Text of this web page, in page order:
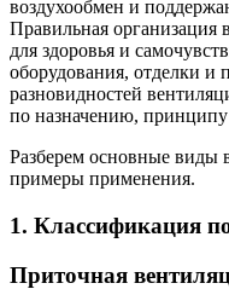
воздухообмен и
Правильная организация
для здоровья и
оборудования, отделки и
разновидностей
по назначению, принципу
Разберем основные виды
примеры применения.
1. Классификация
Приточная